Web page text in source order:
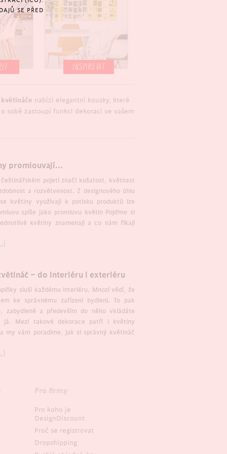
INSPIROVAT
květináče nabízí elegantní kousky, které
sobě zastoupí funkci dekorací ve vašem
promlouvají...
pojetí značí košatost, květnast
a rozvětvenost. Z designového úhlu
květiny využívají k potisku produktů lze
spíše jako promluvu květin Pojďme si
květiny znamenají a co nám říkají
– do interiéru i exteriéru
sluší každému interiéru. Mnozí vědí, že
ke správnému zařízení bydlení. To pak
zabydleně a především do něho vkládáte
já. Mezi takové dekorace patří i květiny
my vám poradíme, jak si správný květináč
Pro koho je
DesignDiscount
Proč se registrovat
Dropshipping
SE PŘED